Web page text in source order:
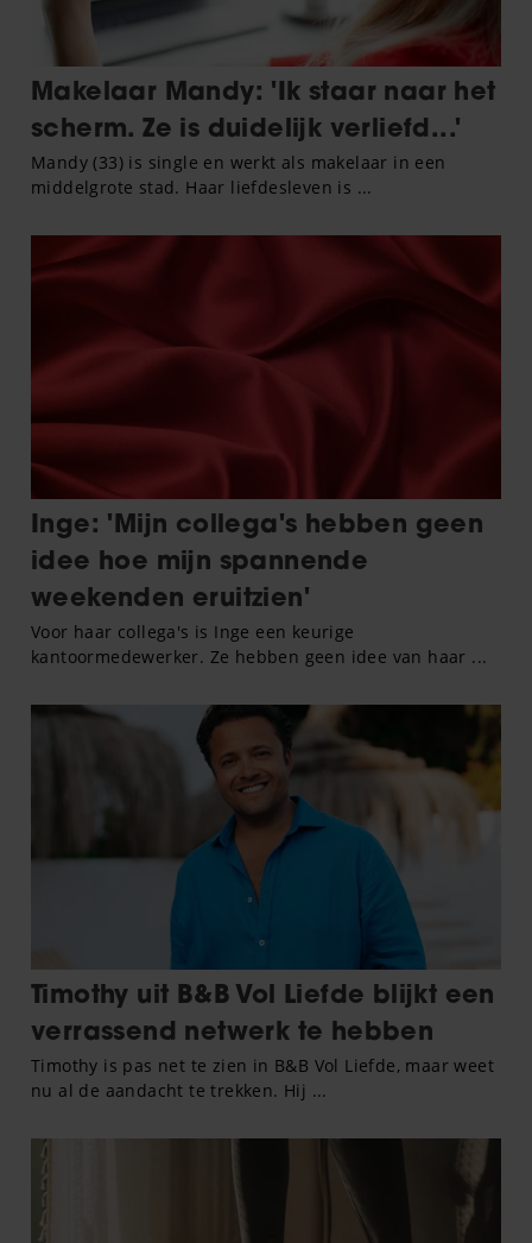
informatie die u aan ze heeft verstrekt of die ze hebben
verzameld op basis van uw gebruik van hun services. U
gaat akkoord met onze cookies als u onze website blijft
gebruiken.